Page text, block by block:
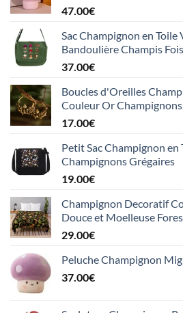
47.00€
Sac Champignon en
Bandoulière Champis
37.00€
Boucles d'Oreilles
Couleur Or
17.00€
Petit Sac Champignon en
Champignons Grégaires
19.00€
Champignon Decoratif
Douce et Moelleuse
29.00€
Peluche Champignon
37.00€